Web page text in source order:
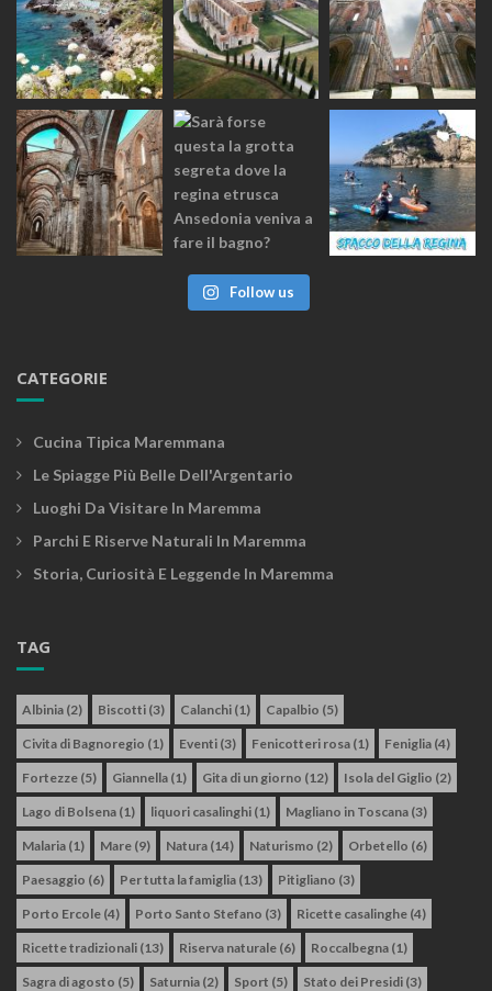
Follow us
CATEGORIE
Cucina Tipica Maremmana
Le Spiagge Più Belle Dell'Argentario
Luoghi Da Visitare In Maremma
Parchi E Riserve Naturali In Maremma
Storia, Curiosità E Leggende In Maremma
TAG
Albinia (2) Biscotti (3) Calanchi (1) Capalbio (5)
Civita di Bagnoregio (1) Eventi (3) Fenicotteri rosa (1) Feniglia (4)
Fortezze (5) Giannella (1) Gita di un giorno (12) Isola del Giglio (2)
Lago di Bolsena (1) liquori casalinghi (1) Magliano in Toscana (3)
Malaria (1) Mare (9) Natura (14) Naturismo (2) Orbetello (6)
Paesaggio (6) Per tutta la famiglia (13) Pitigliano (3)
Porto Ercole (4) Porto Santo Stefano (3) Ricette casalinghe (4)
Ricette tradizionali (13) Riserva naturale (6) Roccalbegna (1)
Sagra di agosto (5) Saturnia (2) Sport (5) Stato dei Presidi (3)